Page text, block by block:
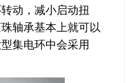
动，减小启动扭
轴承基本上就可以
集电环中会采用